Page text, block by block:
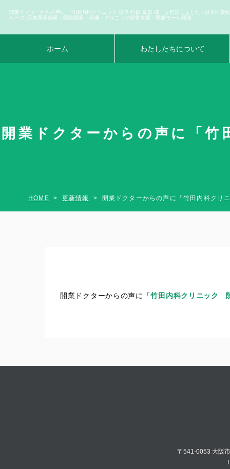
開業ドクターからの声に「竹田内科クリニック 院長 竹田 章彦 様」を追加しました - 日本医業
ループ |日本医業総研｜医院開業・承継・クリニック経営支援・医療モール開発
ホーム わたしたちについて
開業ドクターからの声に「
HOME 更新情報 開業ドクターからの声に「竹田内科ク
開業ドクターからの声に「竹田内科クリニック
〒541-0053 大阪